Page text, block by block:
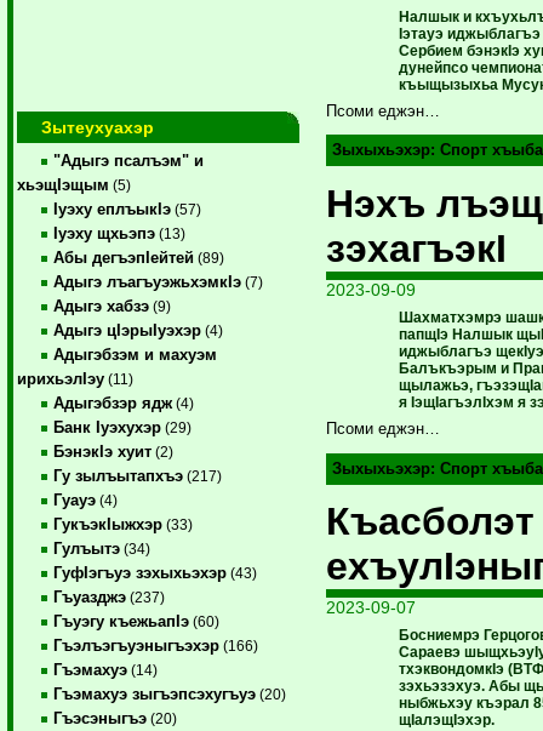
Зытеухуахэр
"Адыгэ псалъэм" и
хьэщIэщым (5)
Iуэху еплъыкIэ (57)
Iуэху щхьэпэ (13)
Абы дегъэпIейтей (89)
Адыгэ лъагъуэжьхэмкIэ (7)
Адыгэ хабзэ (9)
Адыгэ цIэрыIуэхэр (4)
Адыгэбзэм и махуэм
ирихьэлIэу (11)
Адыгэбзэр ядж (4)
Банк Iуэхухэр (29)
БэнэкIэ хуит (2)
Гу зылъытапхъэ (217)
Гуауэ (4)
ГукъэкIыжхэр (33)
Гулъытэ (34)
ГуфIэгъуэ зэхыхьэхэр (43)
Гъуазджэ (237)
Гъуэгу къежьапIэ (60)
Гъэлъэгъуэныгъэхэр (166)
Гъэмахуэ (14)
Гъэмахуэ зыгъэпсэхугъуэ (20)
Гъэсэныгъэ (20)
Налшык и
Iэтауэ
Сербием бэнэкIэ
дунейпсо
къыщызыхьа
Псоми еджэн…
Зыхыхьэхэр: Спорт
Нэхъ
зэхагъэкI
2023-09-09
Шахматхэмрэ
папщIэ Налшык
иджыблагъэ
Балъкъэрым и
щылажьэ,
я IэщIагъэлIхэм я
Псоми еджэн…
Зыхыхьэхэр: Спорт
2023-09-07
Босниемрэ
Сараевэ
тхэквондомкIэ
зэхьэзэхуэ. Абы
ныбжьхэу къэрал
щIалэщIэхэр.